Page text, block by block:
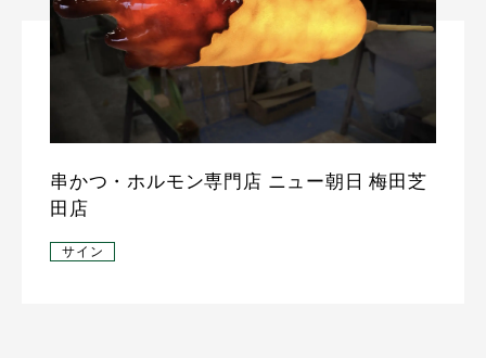
串かつ・ホルモン専門店 ニュー朝日 梅田芝
田店
サイン